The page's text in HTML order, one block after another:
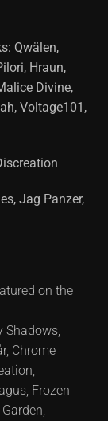
Qwälen,
Hraun,
Divine,
Voltage101,
Jag Panzer,
on the
Shadows,
Chrome
Frozen